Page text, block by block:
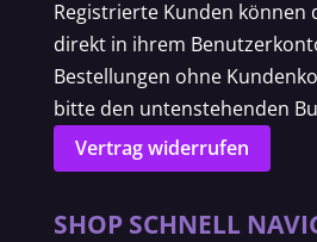
Registrierte Kunden können
direkt in ihrem
Bestellungen ohne
bitte den untenstehenden
Vertrag widerrufen
SHOP SCHNELL